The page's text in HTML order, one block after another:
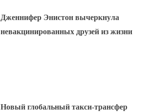
Дженнифер Энистон вычеркнула
невакцинированных друзей из жизни
Новый глобальный такси-трансфер